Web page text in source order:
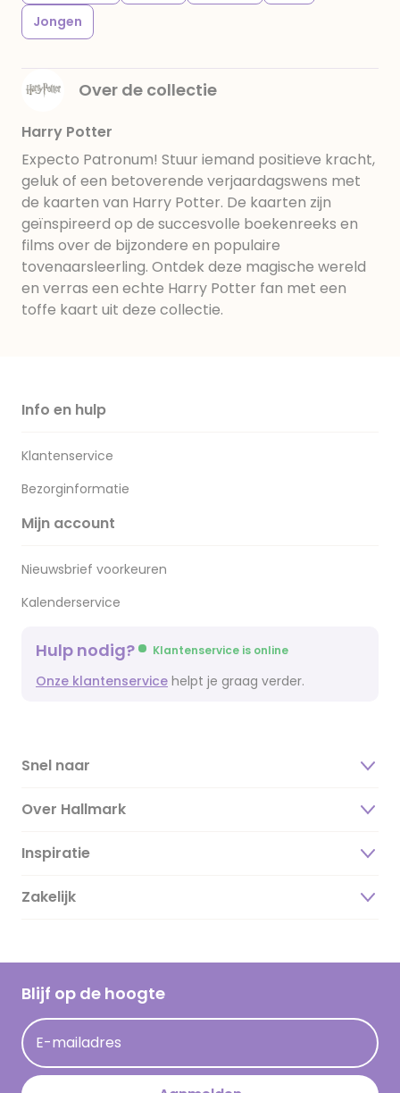
Jongen
Over de collectie
Harry Potter
Expecto Patronum! Stuur iemand positieve kracht,
geluk of een betoverende verjaardagswens met
de kaarten van Harry Potter. De kaarten zijn
geïnspireerd op de succesvolle boekenreeks en
films over de bijzondere en populaire
tovenaarsleerling. Ontdek deze magische wereld
en verras een echte Harry Potter fan met een
toffe kaart uit deze collectie.
Info en hulp
Klantenservice
Bezorginformatie
Mijn account
Nieuwsbrief voorkeuren
Kalenderservice
Hulp nodig? Klantenservice is online
Onze klantenservice helpt je graag verder.
Snel naar
Over Hallmark
Over ons
Duurzaamheid
Hallmark Kaartclub
Acties
Persberichten
Hallmark en Kinderpostzegels
Inspiratie
Magazine
Cadeau inspiratie
Kaartinspiratie
Zakelijk
Blijf op de hoogte
E-mailadres